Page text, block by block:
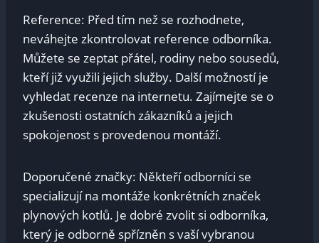
Reference: Před tím než se rozhodnete,
neváhejte zkontrolovat reference odborníka.
Můžete se zeptat přátel, rodiny nebo sousedů,
kteří již využili jejich služby. Další možností je
vyhledat recenze na internetu. Zajímejte se o
zkušenosti ostatních zákazníků a jejich
spokojenost s provedenou montáží.
Doporučené značky: Někteří odborníci se
specializují na montáže konkrétních značek
plynových kotlů. Je dobré zvolit si odborníka,
který je odborně spřízněn s vaší vybranou